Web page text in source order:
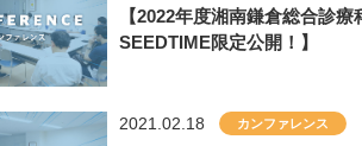
【2022年度湘南鎌倉総合診
SEEDTIME限定公開！】
2021.02.18 カンファレンス